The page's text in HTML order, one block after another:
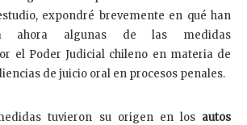
expondré brevemente en qué han
ahora algunas de las medidas
el Poder Judicial chileno en materia de
de juicio oral en procesos penales.
tuvieron su origen en los autos